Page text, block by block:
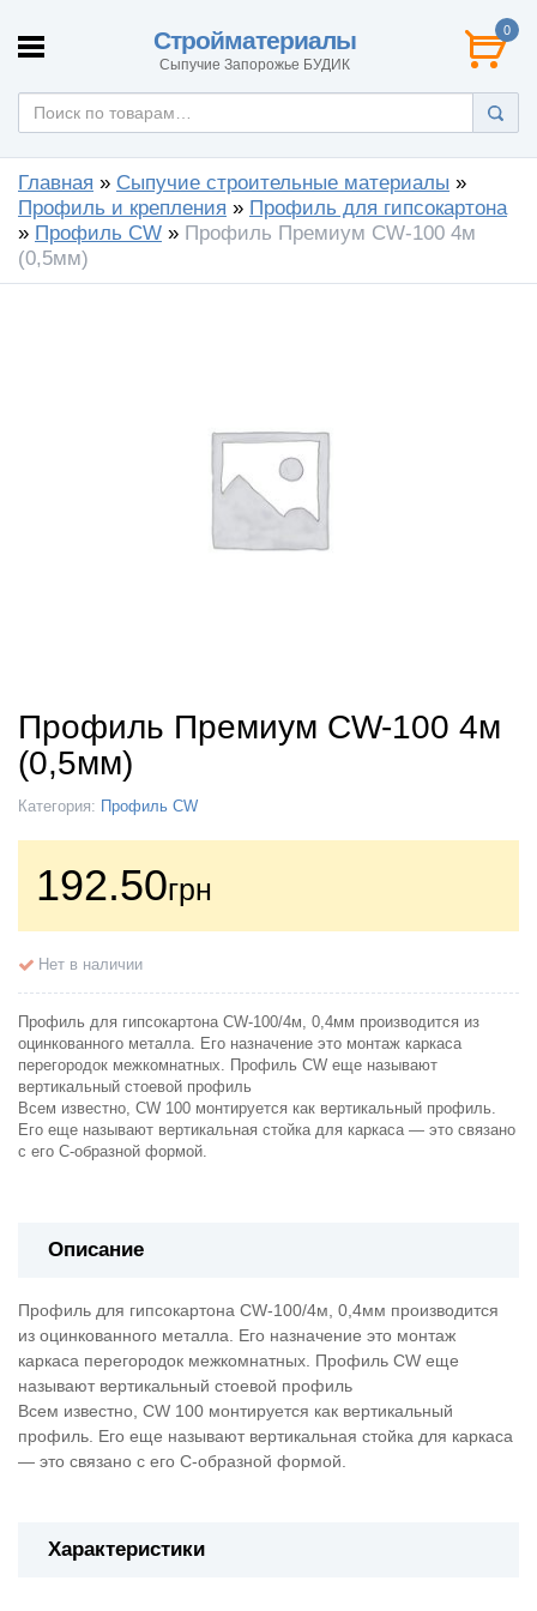
Стройматериалы
Сыпучие Запорожье БУДИК
0
Главная » Сыпучие строительные материалы »
Профиль и крепления » Профиль для гипсокартона
» Профиль CW » Профиль Премиум CW-100 4м
(0,5мм)
Профиль Премиум CW-100 4м
(0,5мм)
Категория: Профиль CW
192.50грн
Нет в наличии
Профиль для гипсокартона CW-100/4м, 0,4мм производится из
оцинкованного металла. Его назначение это монтаж каркаса
перегородок межкомнатных. Профиль CW еще называют
вертикальный стоевой профиль
Всем известно, CW 100 монтируется как вертикальный профиль.
Его еще называют вертикальная стойка для каркаса — это связано
с его С-образной формой.
Описание
Профиль для гипсокартона CW-100/4м, 0,4мм производится
из оцинкованного металла. Его назначение это монтаж
каркаса перегородок межкомнатных. Профиль CW еще
называют вертикальный стоевой профиль
Всем известно, CW 100 монтируется как вертикальный
профиль. Его еще называют вертикальная стойка для каркаса
— это связано с его С-образной формой.
Характеристики